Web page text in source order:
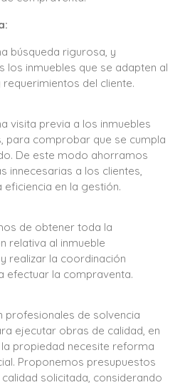
búsqueda rigurosa, y
los inmuebles que se adapten al
del cliente.
visita previa a los inmuebles
para comprobar que se cumpla
De este modo ahorramos
innecesarias a los clientes,
eficiencia en la gestión.
de obtener toda la
relativa al inmueble
realizar la coordinación
efectuar la compraventa.
profesionales de solvencia
ejecutar obras de calidad, en
propiedad necesite reforma
Proponemos presupuestos
solicitada, considerando